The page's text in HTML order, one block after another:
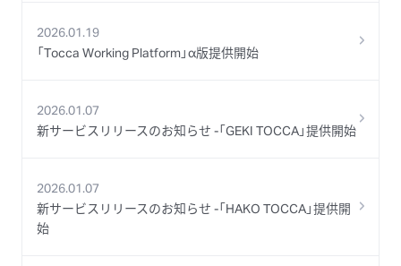
2026.01.19
「Tocca Working Platform」α版提供開始
2026.01.07
新サービスリリースのお知らせ -「GEKI TOCCA」提供開始
2026.01.07
新サービスリリースのお知らせ -「HAKO TOCCA」提供開
始